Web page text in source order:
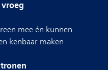
vroeg
mee én kunnen
kenbaar maken.